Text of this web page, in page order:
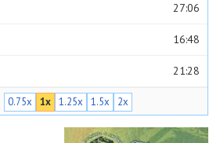
27:06
16:48
21:28
19:53
0.75x 1x 1.25x 1.5x 2x